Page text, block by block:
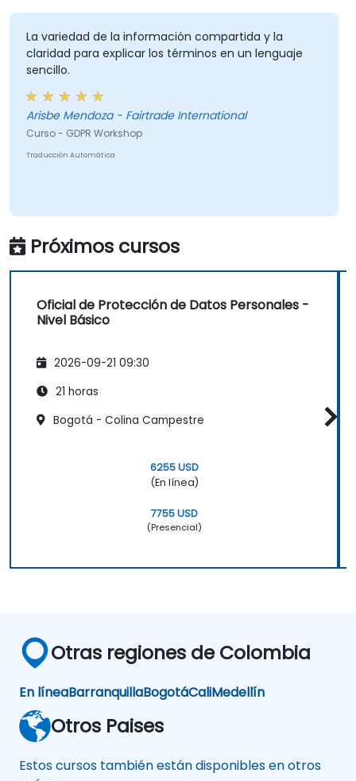
toda su organización, garantizando un
procesamiento legal de los datos y
fomentando una cultura de responsabilidad
en la protección de datos.
La variedad de la información compartida y la
claridad para explicar los términos en un lenguaje
sencillo.
Arisbe Mendoza - Fairtrade International
Curso - GDPR Workshop
Traducción Automática
Próximos cursos
Oficial de Protección de Datos Personales -
Nivel Básico
2026-09-21 09:30
21 horas
Bogotá - Colina Campestre
6255 USD
(En línea)
7755 USD
(Presencial)
Otras regiones de Colombia
En líneaBarranquillaBogotáCaliMedellín
Otros Paises
Estos cursos también están disponibles en otros